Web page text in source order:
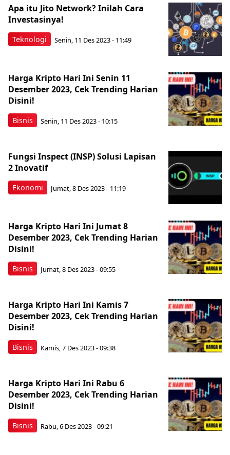
Teknologi
Apa itu Jito Network? Inilah Cara
Investasinya!
Senin, 11 Des 2023 - 11:49
Bisnis
Harga Kripto Hari Ini Senin 11
Desember 2023, Cek Trending Harian
Disini!
Senin, 11 Des 2023 - 10:15
Ekonomi
Fungsi Inspect (INSP) Solusi Lapisan
2 Inovatif
Jumat, 8 Des 2023 - 11:19
Bisnis
Harga Kripto Hari Ini Jumat 8
Desember 2023, Cek Trending Harian
Disini!
Jumat, 8 Des 2023 - 09:55
Bisnis
Harga Kripto Hari Ini Kamis 7
Desember 2023, Cek Trending Harian
Disini!
Kamis, 7 Des 2023 - 09:38
Bisnis
Harga Kripto Hari Ini Rabu 6
Desember 2023, Cek Trending Harian
Disini!
Rabu, 6 Des 2023 - 09:21